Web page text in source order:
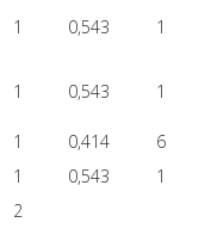
1 0,543 1
1 0,543 1
1 0,414
6
1 0,543
1
2